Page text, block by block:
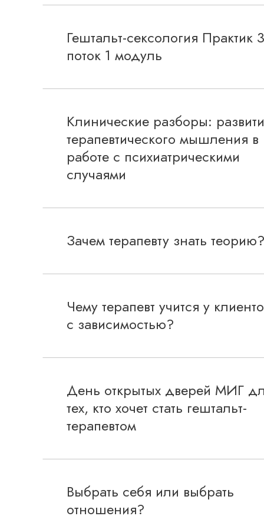
Гештальт-сексология Практик
поток 1 модуль
Клинические разборы:
терапевтического мышления в
работе с психиатрическими
случаями
Зачем терапевту знать теорию?
Чему терапевт учится у
с зависимостью?
День открытых дверей МИГ
тех, кто хочет стать гештальт-
терапевтом
Выбрать себя или выбрать
отношения?